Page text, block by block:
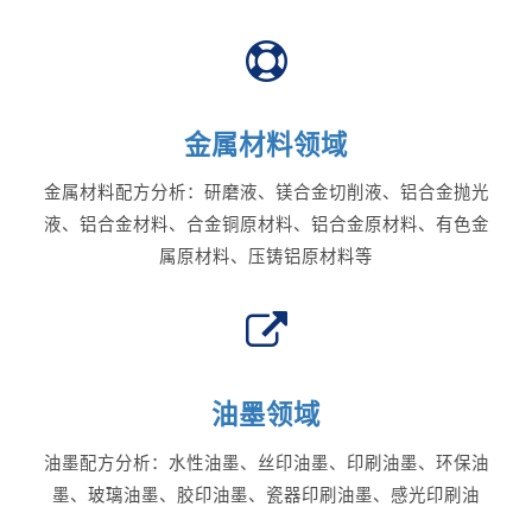
金属材料领域
金属材料配方分析：研磨液、镁合金切削液、铝合金抛光
液、铝合金材料、合金铜原材料、铝合金原材料、有色金
属原材料、压铸铝原材料等
油墨领域
油墨配方分析：水性油墨、丝印油墨、印刷油墨、环保油
墨、玻璃油墨、胶印油墨、瓷器印刷油墨、感光印刷油